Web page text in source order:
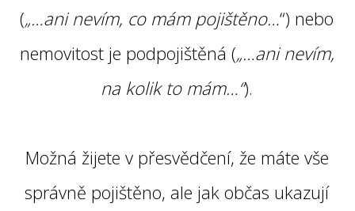
(„…ani nevím, co mám pojištěno…“) nebo
nemovitost je podpojištěná („…ani nevím,
na kolik to mám…“).
Možná žijete v přesvědčení, že máte vše
správně pojištěno, ale jak občas ukazují